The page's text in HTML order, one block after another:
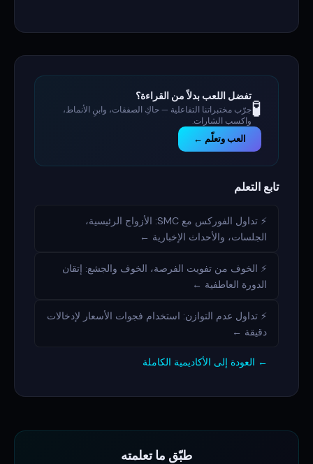
🧪تفضل اللعب بدلاً من القراءة؟
جرّب مختبراتنا التفاعلية — حاكِ الصفقات، وابنِ الأنماط،
واكسب الشارات.
العب وتعلّم ←
تابع التعلم
⚡ تداول الفوركس مع SMC: الأزواج الرئيسية،
الجلسات، والأحداث الإخبارية ←
⚡ الخوف من تفويت الفرصة، الخوف والجشع: إتقان
الدورة العاطفية ←
⚡ تداول عدم التوازن: استخدام فجوات الأسعار لإدخالات
دقيقة ←
← العودة إلى الأكاديمية الكاملة
طبّق ما تعلمته